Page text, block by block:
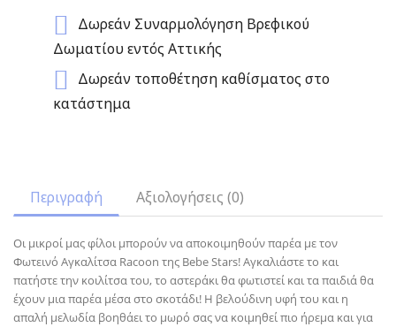
Δωρεάν Συναρμολόγηση Βρεφικού
Δωματίου εντός Αττικής
Δωρεάν τοποθέτηση καθίσματος στο
κατάστημα
Περιγραφή Αξιολογήσεις (0)
Οι μικροί μας φίλοι μπορούν να αποκοιμηθούν παρέα με τον
Φωτεινό Αγκαλίτσα Racoon της Bebe Stars! Αγκαλιάστε το και
πατήστε την κοιλίτσα του, το αστεράκι θα φωτιστεί και τα παιδιά θα
έχουν μια παρέα μέσα στο σκοτάδι! Η βελούδινη υφή του και η
απαλή μελωδία βοηθάει το μωρό σας να κοιμηθεί πιο ήρεμα και για